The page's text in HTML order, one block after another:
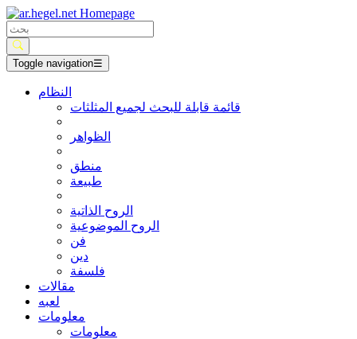
Toggle navigation☰
النظام
قائمة قابلة للبحث لجميع المثلثات
الظواهر
منطق
طبيعة
الروح الذاتية
الروح الموضوعية
فن
دين
فلسفة
مقالات
لعبه
معلومات
معلومات